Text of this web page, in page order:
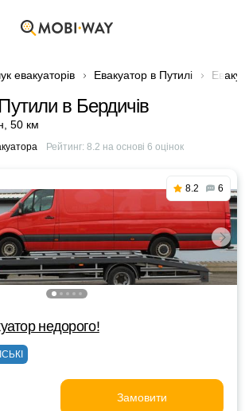
евакуаторів Евакуатор в Путилі
в Бердичів
50 км
Рейтинг: 8.2 на основі 6 оцінок
8.2 6
недорого!
Замовити